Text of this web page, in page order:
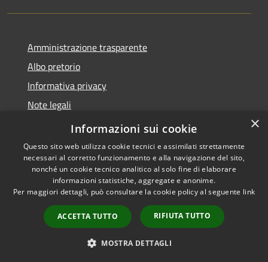
Amministrazione trasparente
Albo pretorio
Informativa privacy
Note legali
Dichiarazione di accessibilità
Accessibilità
Dichiarazione di
accessibilità
×
Informazioni sui cookie
Questo sito web utilizza cookie tecnici e assimilati strettamente
necessari al corretto funzionamento e alla navigazione del sito,
nonché un cookie tecnico analitico al solo fine di elaborare
informazioni statistiche, aggregate e anonime.
Per maggiori dettagli, può consultare la cookie policy al seguente link
ACCETTA TUTTO RIFIUTA TUTTO
MOSTRA DETTAGLI